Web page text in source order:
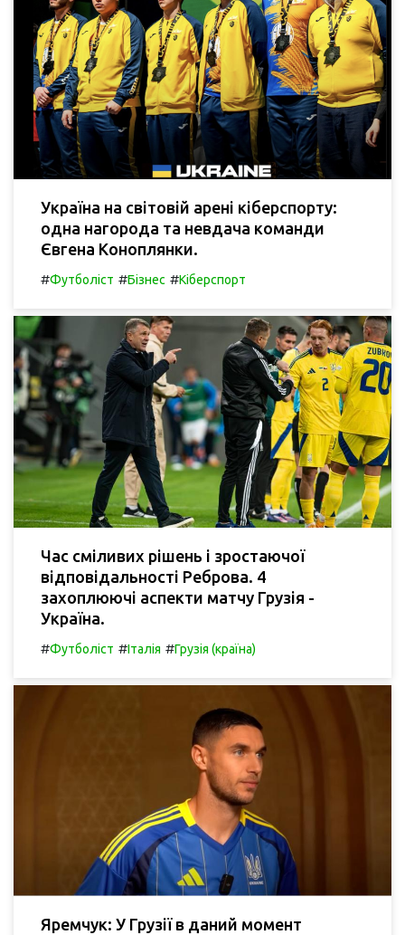
Україна на світовій арені кіберспорту:
одна нагорода та невдача команди
Євгена Коноплянки.
#Футболіст #Бізнес #Кіберспорт
Час сміливих рішень і зростаючої
відповідальності Реброва. 4
захоплюючі аспекти матчу Грузія -
Україна.
#Футболіст #Італія #Грузія (країна)
Яремчук: У Грузії в даний момент